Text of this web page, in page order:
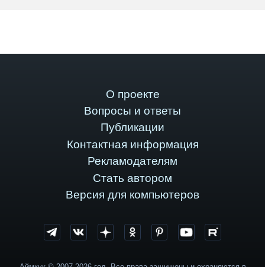
О проекте
Вопросы и ответы
Публикации
Контактная информация
Рекламодателям
Стать автором
Версия для компьютеров